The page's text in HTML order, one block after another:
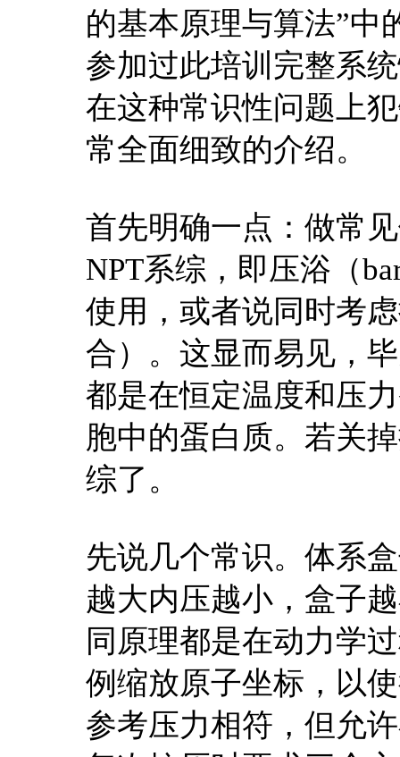
的基本原理与算法”中
参加过此培训完整系
在这种常识性问题上
常全面细致的介绍。
首先明确一点：做常
NPT系综，即压浴（
使用，或者说同时考
合）。这显而易见，
都是在恒定温度和压
胞中的蛋白质。若关
综了。
先说几个常识。体系
越大内压越小，盒子
同原理都是在动力学
例缩放原子坐标，以
参考压力相符，但允